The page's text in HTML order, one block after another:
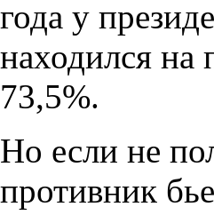
года у
находился на
73,5%.
Но если не
противник